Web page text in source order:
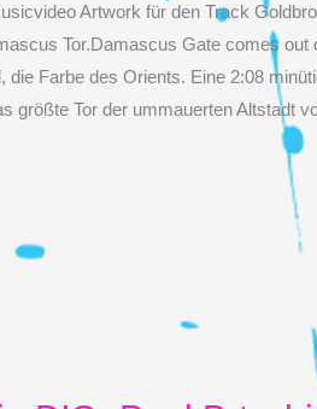
Artwork für den Track
Tor.Damascus Gate comes out
die Farbe des Orients. Eine 2:08
größte Tor der ummauerten Altstadt